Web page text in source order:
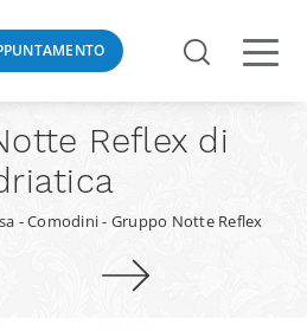
Reflex di
-Comodini- Gruppo Notte Reflex